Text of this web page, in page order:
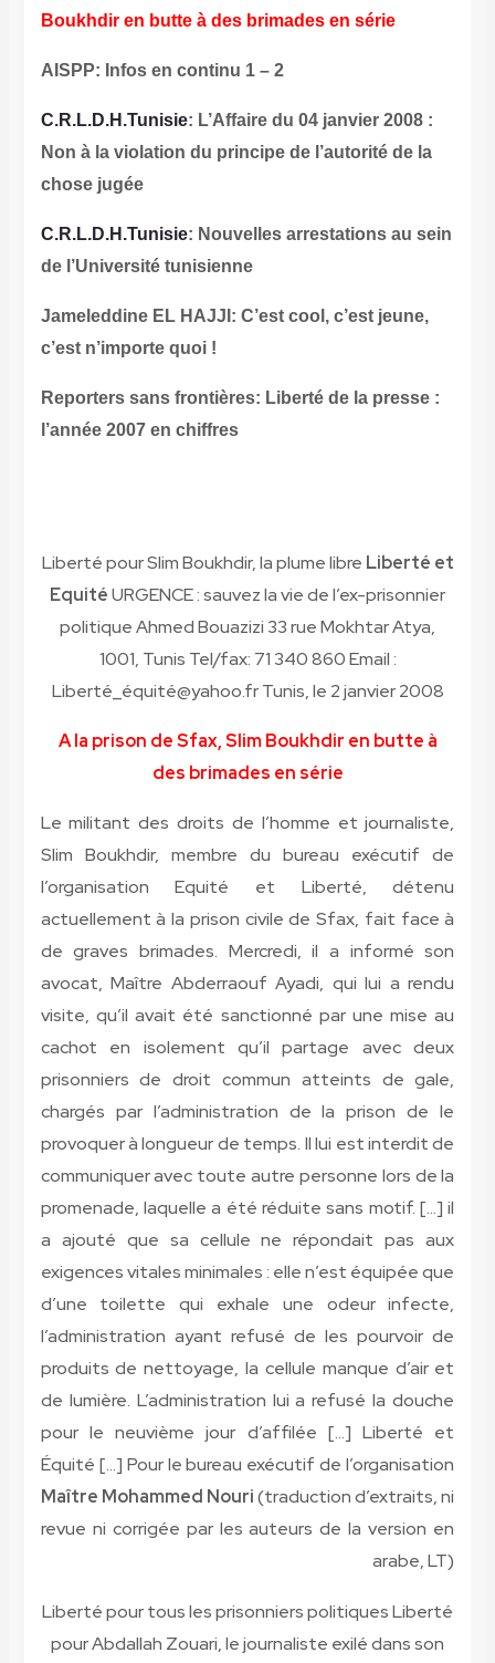
Boukhdir en butte à des brimades en série
AISPP: Infos en continu 1 – 2
C.R.L.D.H.Tunisie: L’Affaire du 04 janvier 2008 :
Non à la violation du principe de l’autorité de la
chose jugée
C.R.L.D.H.Tunisie: Nouvelles arrestations au sein
de l’Université tunisienne
Jameleddine EL HAJJI: C’est cool, c’est jeune,
c’est n’importe quoi !
Reporters sans frontières: Liberté de la presse :
l’année 2007 en chiffres
Liberté pour Slim Boukhdir, la plume libre Liberté et
EquitéURGENCE : sauvez la vie de l’ex-prisonnier
politique Ahmed Bouazizi 33 rue Mokhtar Atya,
1001, Tunis Tel/fax: 71 340 860 Email :
Liberté_équité@yahoo.fr Tunis, le 2 janvier 2008
A la prison de Sfax, Slim Boukhdir en butte à
des brimades en série
Le militant des droits de l’homme et journaliste,
Slim Boukhdir, membre du bureau exécutif de
l’organisation Equité et Liberté, détenu
actuellement à la prison civile de Sfax, fait face à
de graves brimades. Mercredi, il a informé son
avocat, Maître Abderraouf Ayadi, qui lui a rendu
visite, qu’il avait été sanctionné par une mise au
cachot en isolement qu’il partage avec deux
prisonniers de droit commun atteints de gale,
chargés par l’administration de la prison de le
provoquer à longueur de temps. Il lui est interdit de
communiquer avec toute autre personne lors de la
promenade, laquelle a été réduite sans motif. […] il
a ajouté que sa cellule ne répondait pas aux
exigences vitales minimales : elle n’est équipée que
d’une toilette qui exhale une odeur infecte,
l’administration ayant refusé de les pourvoir de
produits de nettoyage, la cellule manque d’air et
de lumière. L’administration lui a refusé la douche
pour le neuvième jour d’affilée […] Liberté et
Équité […] Pour le bureau exécutif de l’organisation
Maître Mohammed Nouri(traduction d’extraits, ni
revue ni corrigée par les auteurs de la version en
arabe, LT)
Liberté pour tous les prisonniers politiques Liberté
pour Abdallah Zouari, le journaliste exilé dans son